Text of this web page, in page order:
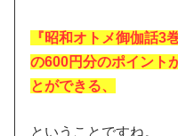
『昭和オトメ御伽話3
の600円分のポイント
とができる、
ということですね。